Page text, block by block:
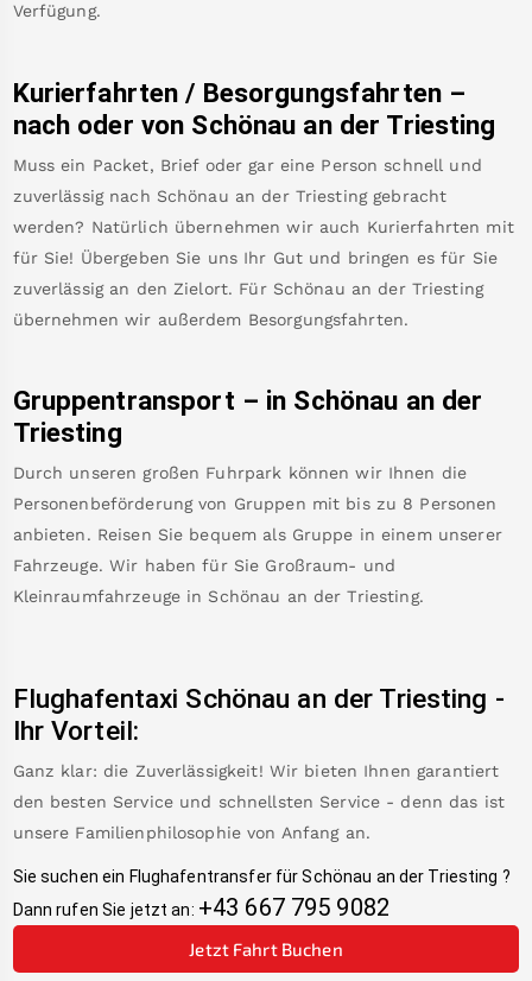
Verfügung.
Kurierfahrten / Besorgungsfahrten –
nach oder von Schönau an der Triesting
Muss ein Packet, Brief oder gar eine Person schnell und
zuverlässig nach Schönau an der Triesting gebracht
werden? Natürlich übernehmen wir auch Kurierfahrten mit
für Sie! Übergeben Sie uns Ihr Gut und bringen es für Sie
zuverlässig an den Zielort. Für Schönau an der Triesting
übernehmen wir außerdem Besorgungsfahrten.
Gruppentransport – in Schönau an der
Triesting
Durch unseren großen Fuhrpark können wir Ihnen die
Personenbeförderung von Gruppen mit bis zu 8 Personen
anbieten. Reisen Sie bequem als Gruppe in einem unserer
Fahrzeuge. Wir haben für Sie Großraum- und
Kleinraumfahrzeuge in Schönau an der Triesting.
Flughafentaxi Schönau an der Triesting -
Ihr Vorteil:
Ganz klar: die Zuverlässigkeit! Wir bieten Ihnen garantiert
den besten Service und schnellsten Service - denn das ist
unsere Familienphilosophie von Anfang an.
Sie suchen ein Flughafentransfer für Schönau an der Triesting ?
Dann rufen Sie jetzt an: +43 667 795 9082
Jetzt Fahrt Buchen